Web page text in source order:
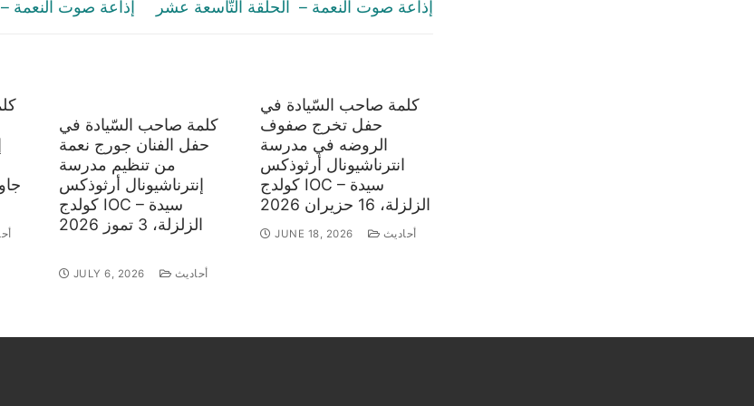
إذاعة صوت النعمة
إذاعة صوت النعمة – الحلقة التّاسعة عشر
كلمة صاحب السّيادة في
حفل الفنان جورج نعمة
من تنظيم مدرسة
إنترناشيونال أرثوذكس
كولدج IOC – سيدة
الزلزلة، 3 تموز 2026
JULY 6, 2026 أحاديث
كلمة صاحب السّيادة في
حفل تخرج صفوف
الروضه في مدرسة
انترناشيونال أرثوذكس
كولدج IOC – سيدة
الزلزلة، 16 حزيران 2026
JUNE 18, 2026 أحاديث